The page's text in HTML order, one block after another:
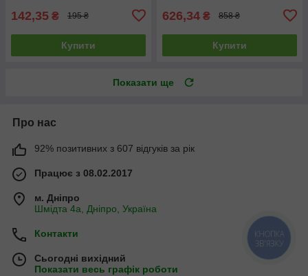
142,35 ₴ 195 ₴
Купити
626,34 ₴ 858 ₴
Купити
Показати ще
Про нас
92% позитивних з 607 відгуків за рік
Працює з 08.02.2017
м. Дніпро
Шмідта 4а, Дніпро, Україна
Контакти
Сьогодні вихідний
Показати весь графік роботи
ЗВ'ЯЗКУ